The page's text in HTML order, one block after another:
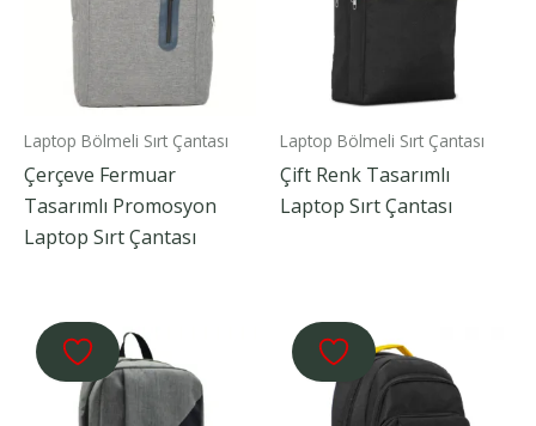
Laptop Bölmeli Sırt Çantası
Çerçeve Fermuar
Tasarımlı Promosyon
Laptop Sırt Çantası
Laptop Bölmeli Sırt Çantası
Çift Renk Tasarımlı
Laptop Sırt Çantası